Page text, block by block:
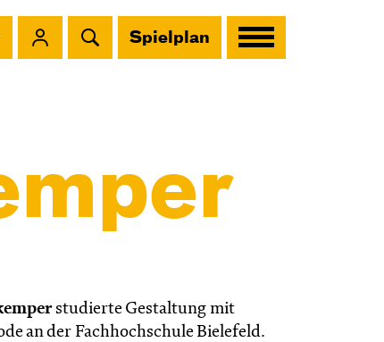
Spielplan
studierte Gestaltung mit
an der Fachhochschule Bielefeld.